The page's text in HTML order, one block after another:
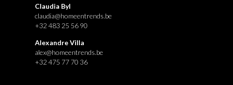
Claudia Byl
claudia@homeentrends.be
+32 483 25 56 90
Alexandre Villa
alex@homeentrends.be
+32 475 77 70 36